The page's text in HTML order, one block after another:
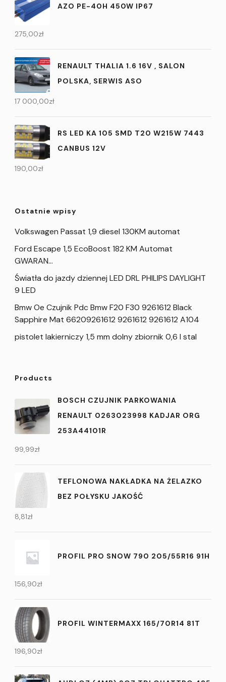
AZO PE-40H 450W IP67
275,00zł
RENAULT THALIA 1.6 16V , SALON
POLSKA, SERWIS ASO
17 000,00zł
RS LED KA 105 SMD T20 W215W 7443
CANBUS 12V
190,00zł
Ostatnie wpisy
Volkswagen Passat 1,9 diesel 130KM automat
Ford Escape 1,5 EcoBoost 182 KM Automat
GWARAN…
Światła do jazdy dziennej LED DRL PHILIPS DAYLIGHT
9 LED
Bmw Oe Czujnik Pdc Bmw F20 F30 9261612 Black
Sapphire Mat 66209261612 9261612 9261612 A104
pistolet lakierniczy 1,5 mm dolny zbiornik 0,6 l stal
Products
BOSCH CZUJNIK PARKOWANIA
RENAULT 0263023998 KADJAR ORG
253A44101R
99,99zł
TEFLONOWA NAKŁADKA NA ŻELAZKO
BEZ POŁYSKU JAKOŚĆ
8,81zł
PROFIL PRO SNOW 790 205/55R16 91H
156,90zł
PROFIL WINTERMAXX 165/70R14 81T
196,90zł